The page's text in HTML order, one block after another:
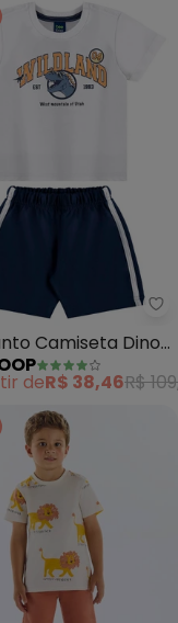
- Conjunto
Camiseta Dino
(Branco)
deR$ 38,46R$